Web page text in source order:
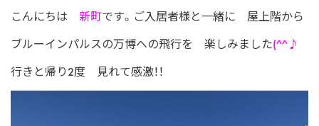
こんにちは 新町です。ご入居者様と一緒に 屋上階から
ブルーインパルスの万博への飛行を 楽しみました(^^♪
行きと帰り2度 見れて感激！！